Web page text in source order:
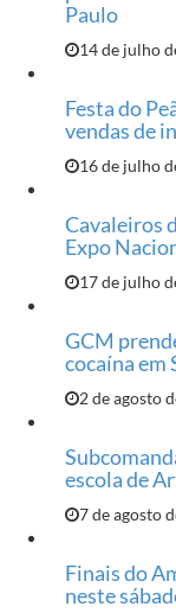
Paulo
14 de julho
Festa do
vendas de
16 de julho
Cavaleiros
Expo
17 de julho
GCM
cocaína em
2 de agosto
escola de
7 de agosto
Finais do
neste